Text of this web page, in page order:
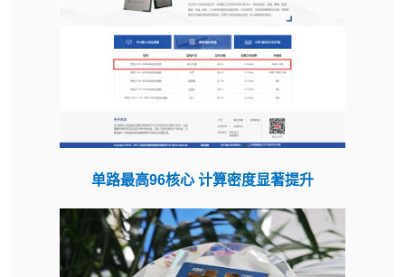
单路最高96核心 计算密度显著提升